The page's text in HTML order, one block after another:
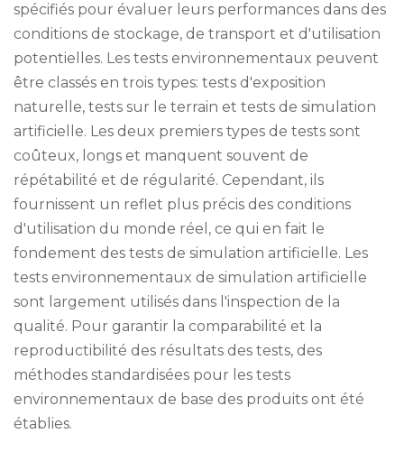
spécifiés pour évaluer leurs performances dans des
conditions de stockage, de transport et d'utilisation
potentielles. Les tests environnementaux peuvent
être classés en trois types: tests d'exposition
naturelle, tests sur le terrain et tests de simulation
artificielle. Les deux premiers types de tests sont
coûteux, longs et manquent souvent de
répétabilité et de régularité. Cependant, ils
fournissent un reflet plus précis des conditions
d'utilisation du monde réel, ce qui en fait le
fondement des tests de simulation artificielle. Les
tests environnementaux de simulation artificielle
sont largement utilisés dans l'inspection de la
qualité. Pour garantir la comparabilité et la
reproductibilité des résultats des tests, des
méthodes standardisées pour les tests
environnementaux de base des produits ont été
établies.